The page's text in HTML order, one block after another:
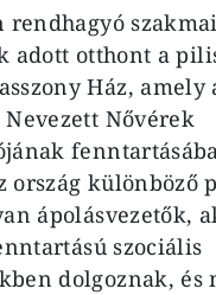
rendhagyó szakmai
adott otthont a
Ház, amely
Nővérek
ország különböző
ápolásvezetők,
szociális
dolgoznak, és